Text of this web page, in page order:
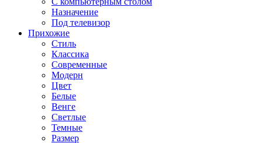
Назначение
Под телевизор
Прихожие
Стиль
Классика
Современные
Модерн
Цвет
Белые
Венге
Светлые
Темные
Размер